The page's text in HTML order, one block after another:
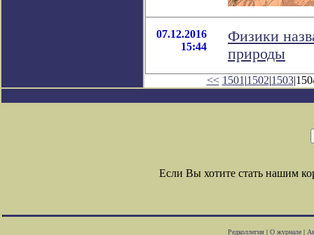
07.12.2016
15:44
Физики
природы
<< 1501 |1502|1503
Если Вы хотите стать нашим
Редколлегия| О журнале|